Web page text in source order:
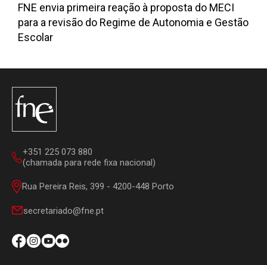
FNE envia primeira reação à proposta do MECI
para a revisão do Regime de Autonomia e Gestão
Escolar
+351 225 073 880
(chamada para rede fixa nacional)
Rua Pereira Reis, 399 - 4200-448 Porto
secretariado@fne.pt